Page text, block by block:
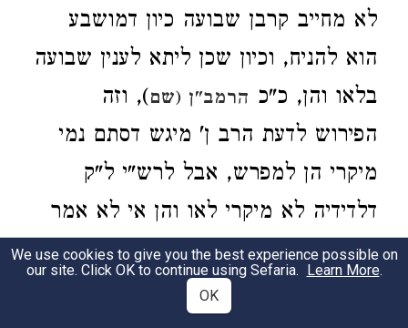
לא מחייב קרבן שבועה כיון דמושבע
הוא להניח, וכיון שכן ליתא לענין שבועה
בלאו והן, כ"כ הרמב"ן (שם), וזה
הפירוש לדעת הרב ן' מיגש דסתם נמי
מיקרי הן למפרש, אבל לרש"י ל"ק
דלדידיה לא מיקרי לאו והן אי לא אמר
שלא אניח [תפילין] בפירוש, כמ"ש לא
We use cookies to give you the best experience possible on
our site. Click OK to continue using Sefaria. Learn More.
OK